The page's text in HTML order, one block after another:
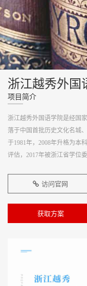
浙江越秀外国
项目简介
浙江越秀外国语学院是经国
落于中国首批历史文化名城
于1981年，2008年升格为本
评估，2017年被浙江省学位
访问官网
获取方案